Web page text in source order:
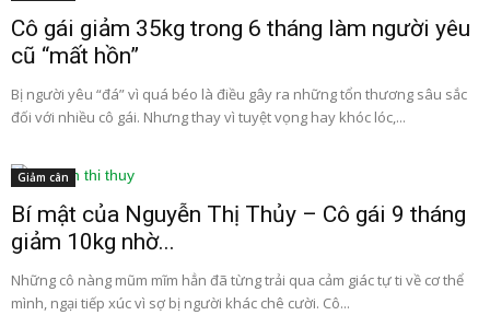
Cô gái giảm 35kg trong 6 tháng làm người yêu
cũ “mất hồn”
Bị người yêu “đá” vì quá béo là điều gây ra những tổn thương sâu sắc
đối với nhiều cô gái. Nhưng thay vì tuyệt vọng hay khóc lóc,...
Giảm cân
Bí mật của Nguyễn Thị Thủy – Cô gái 9 tháng
giảm 10kg nhờ...
Những cô nàng mũm mĩm hẳn đã từng trải qua cảm giác tự ti về cơ thể
mình, ngại tiếp xúc vì sợ bị người khác chê cười. Cô...